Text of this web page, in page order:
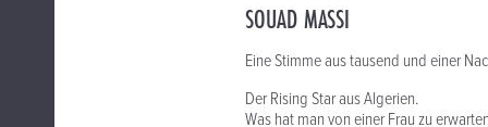
SOUAD MASSI
Eine Stimme aus tausend und einer
Der Rising Star aus Algerien.
Was hat man von einer Frau zu